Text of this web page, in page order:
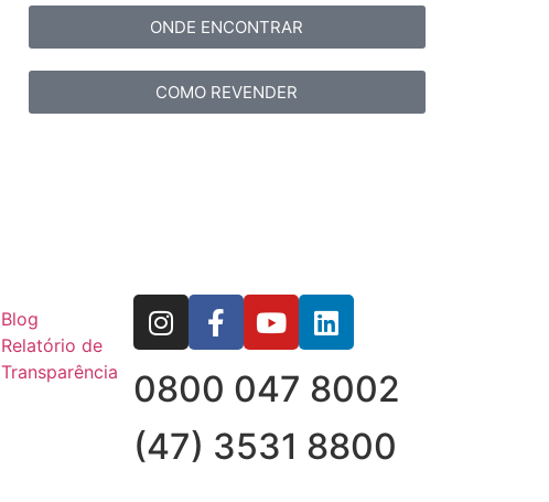
ONDE ENCONTRAR
COMO REVENDER
Blog
Relatório de
Transparência
0800 047 8002
(47) 3531 8800